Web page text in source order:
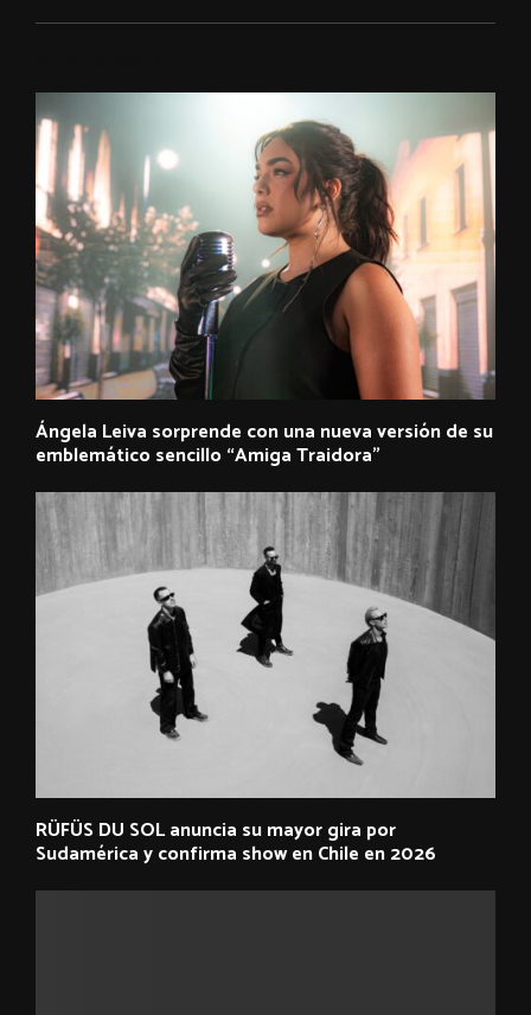
Ángela Leiva sorprende con una nueva versión de su
emblemático sencillo “Amiga Traidora”
RÜFÜS DU SOL anuncia su mayor gira por
Sudamérica y confirma show en Chile en 2026